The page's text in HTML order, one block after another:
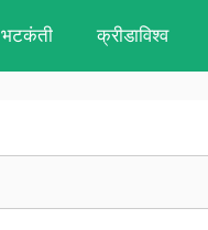
भटकंती क्रीडाविश्व